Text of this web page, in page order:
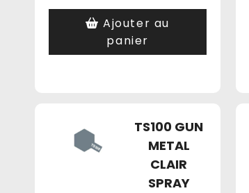
Ajouter au
panier
TS100 GUN
METAL
CLAIR
SPRAY